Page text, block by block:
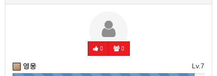
0 0
Lv.7
영웅